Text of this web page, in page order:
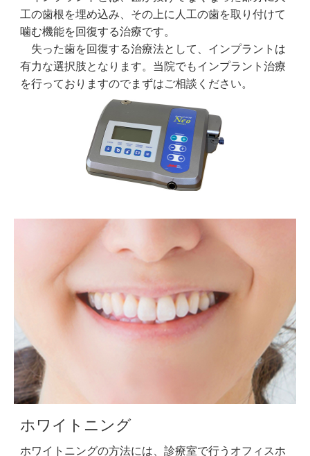
工の歯根を埋め込み、その上に人工の歯を取り付けて
噛む機能を回復する治療です。
失った歯を回復する治療法として、インプラントは
有力な選択肢となります。当院でもインプラント治療
を行っておりますのでまずはご相談ください。
ホワイトニング
ホワイトニングの方法には、診療室で行うオフィスホ